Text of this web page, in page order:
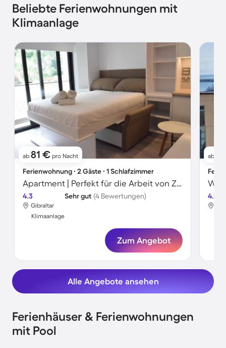
Beliebte Ferienwohnungen mit
Klimaanlage
ab 81 € pro Nacht
Ferienwohnung ∙ 2 Gäste ∙ 1 Schlafzimmer
Apartment | Perfekt für die Arbeit von Zuhause
4.3 Sehr gut (4 Bewertungen)
Gibraltar
Klimaanlage
Zum Angebot
ab
4.6
Alle Angebote ansehen
Ferienhäuser & Ferienwohnungen
mit Pool